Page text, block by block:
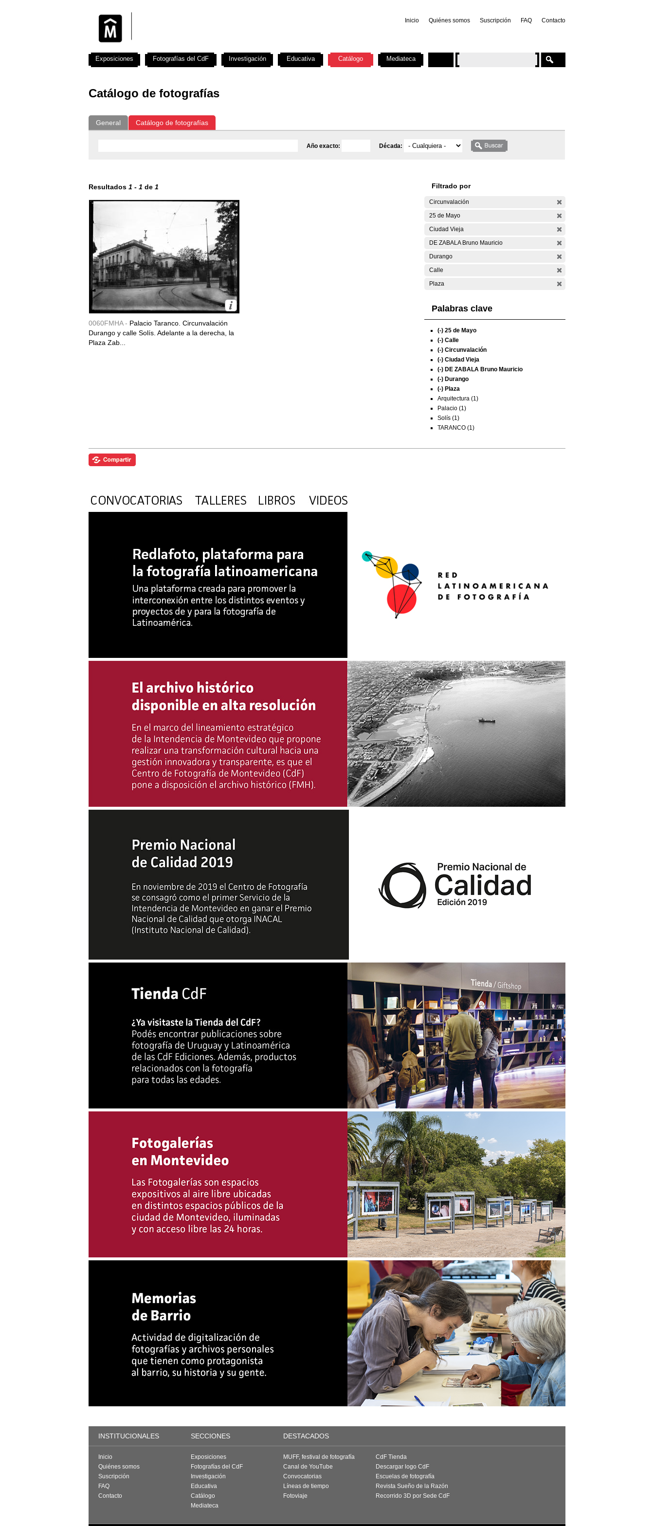
Inicio Quiénes somos Suscripción FAQ Contacto
Catálogo de fotografías
General Catálogo de fotografías
Año exacto: Década:
Resultados 1 - 1 de 1
0060FMHA - Palacio Taranco. Circunvalación
Durango y calle Solís. Adelante a la derecha, la
Plaza Zab...
Filtrado por
Circunvalación
25 de Mayo
Ciudad Vieja
DE ZABALA Bruno Mauricio
Durango
Calle
Plaza
Palabras clave
(-) 25 de Mayo
(-) Calle
(-) Circunvalación
(-) Ciudad Vieja
(-) DE ZABALA Bruno Mauricio
(-) Durango
(-) Plaza
Arquitectura (1)
Palacio (1)
Solís (1)
TARANCO (1)
Exposiciones Fotografías del CdF Investigación Educativa Catálogo Mediateca
INSTITUCIONALES SECCIONES DESTACADOS
Inicio
Quiénes somos
Suscripción
FAQ
Contacto
Exposiciones
Fotografías del CdF
Investigación
Educativa
Catálogo
Mediateca
MUFF, festival de fotografía
Canal de YouTube
Convocatorias
Líneas de tiempo
Fotoviaje
CdF Tienda
Descargar logo CdF
Escuelas de fotografía
Revista Sueño de la Razón
Recorrido 3D por Sede CdF